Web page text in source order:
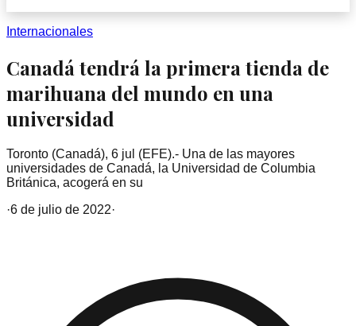
Internacionales
Canadá tendrá la primera tienda de
marihuana del mundo en una
universidad
Toronto (Canadá), 6 jul (EFE).- Una de las mayores
universidades de Canadá, la Universidad de Columbia
Británica, acogerá en su
·6 de julio de 2022·